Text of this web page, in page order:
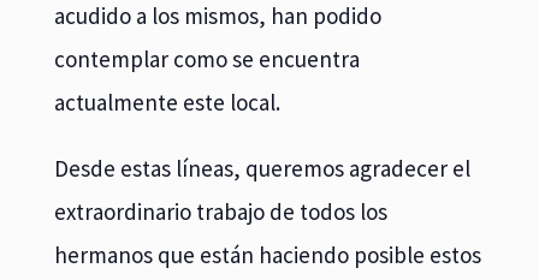
acudido a los mismos, han podido
contemplar como se encuentra
actualmente este local.
Desde estas líneas, queremos agradecer el
extraordinario trabajo de todos los
hermanos que están haciendo posible estos